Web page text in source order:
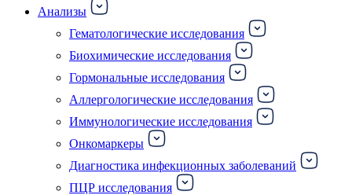
Анализы
Гематологические исследования
Биохимические исследования
Гормональные исследования
Аллергологические исследования
Иммунологические исследования
Онкомаркеры
Диагностика инфекционных заболеваний
ПЦР исследования